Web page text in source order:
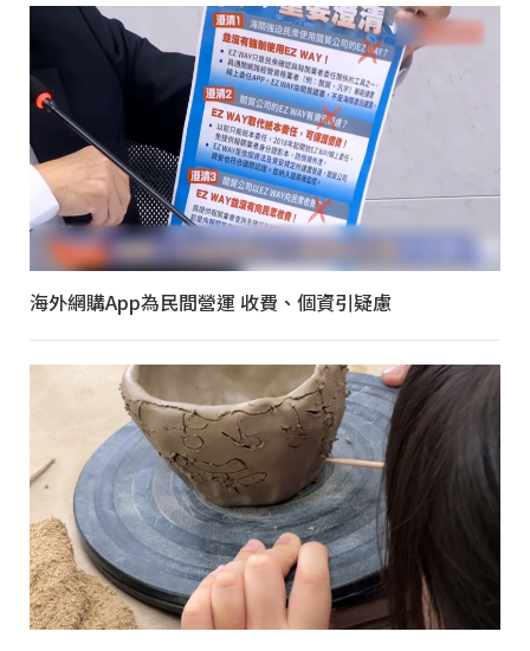
海外網購App為民間營運 收費、個資引疑慮